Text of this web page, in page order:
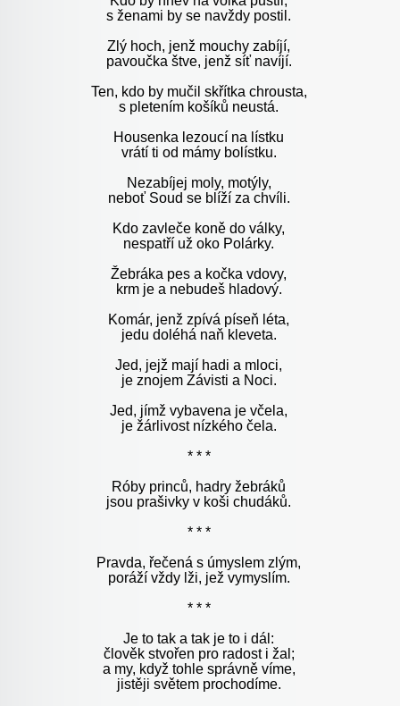
s ženami by se navždy postil.
Zlý hoch, jenž mouchy zabíjí,
pavoučka štve, jenž síť navíjí.
Ten, kdo by mučil skřítka chrousta,
s pletením košíků neustá.
Housenka lezoucí na lístku
vrátí ti od mámy bolístku.
Nezabíjej moly, motýly,
neboť Soud se blíží za chvíli.
Kdo zavleče koně do války,
nespatří už oko Polárky.
Žebráka pes a kočka vdovy,
krm je a nebudeš hladový.
Komár, jenž zpívá píseň léta,
jedu doléhá naň kleveta.
Jed, jejž mají hadi a mloci,
je znojem Závisti a Noci.
Jed, jímž vybavena je včela,
je žárlivost nízkého čela.
* * *
Róby princů, hadry žebráků
jsou prašivky v koši chudáků.
* * *
Pravda, řečená s úmyslem zlým,
poráží vždy lži, jež vymyslím.
* * *
Je to tak a tak je to i dál:
člověk stvořen pro radost i žal;
a my, když tohle správně víme,
jistěji světem prochodíme.